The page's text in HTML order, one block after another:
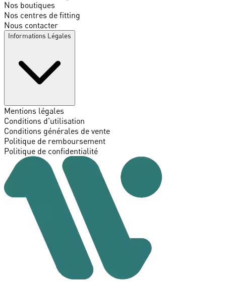
Nos boutiques
Nos centres de fitting
Nous contacter
Informations Légales
Mentions légales
Conditions d'utilisation
Conditions générales de vente
Politique de remboursement
Politique de confidentialité